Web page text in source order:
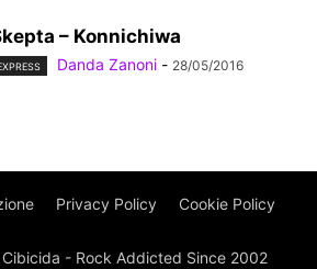
– Konnichiwa
Danda Zanoni - 28/05/2016
Privacy Policy Cookie Policy
- Rock Addicted Since 2002